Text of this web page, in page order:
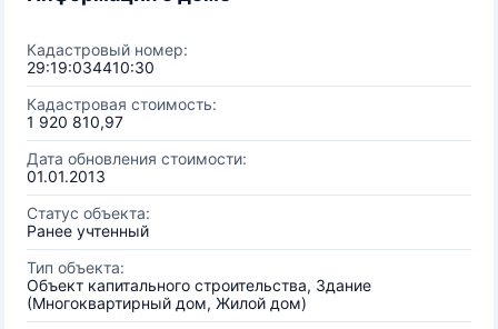
Кадастровый номер:
29:19:034410:30
Кадастровая стоимость:
1 920 810,97
Дата обновления стоимости:
01.01.2013
Статус объекта:
Ранее учтенный
Тип объекта:
Объект капитального строительства, Здание
(Многоквартирный дом, Жилой дом)